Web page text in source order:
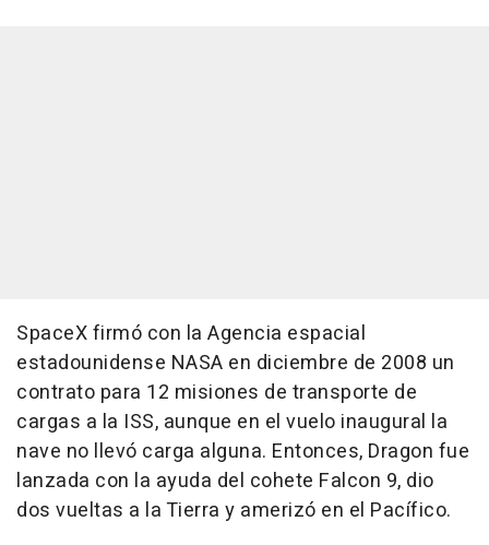
SpaceX firmó con la Agencia espacial
estadounidense NASA en diciembre de 2008 un
contrato para 12 misiones de transporte de
cargas a la ISS, aunque en el vuelo inaugural la
nave no llevó carga alguna. Entonces, Dragon fue
lanzada con la ayuda del cohete Falcon 9, dio
dos vueltas a la Tierra y amerizó en el Pacífico.